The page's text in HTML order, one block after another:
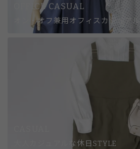
OFFICE CASUAL
オン・オフ兼用オフィスカジュアル
大人カジュアルな休日STYLE